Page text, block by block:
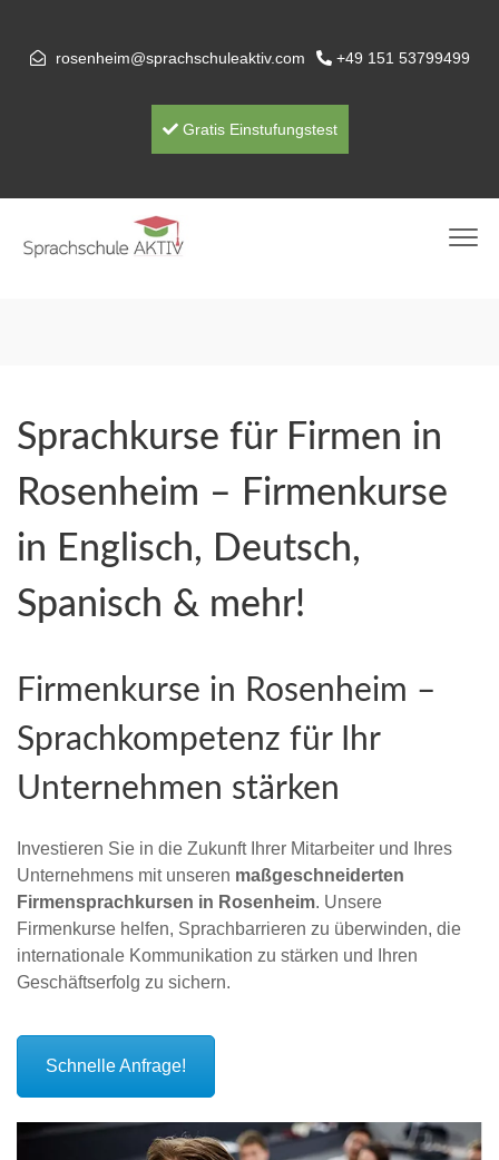
rosenheim@sprachschuleaktiv.com +49 151 53799499
Gratis Einstufungstest
Sprachkurse für Firmen in
Rosenheim – Firmenkurse
in Englisch, Deutsch,
Spanisch & mehr!
Firmenkurse in Rosenheim –
Sprachkompetenz für Ihr
Unternehmen stärken
Investieren Sie in die Zukunft Ihrer Mitarbeiter und Ihres
Unternehmens mit unseren maßgeschneiderten
Firmensprachkursen in Rosenheim. Unsere
Firmenkurse helfen, Sprachbarrieren zu überwinden, die
internationale Kommunikation zu stärken und Ihren
Geschäftserfolg zu sichern.
Schnelle Anfrage!